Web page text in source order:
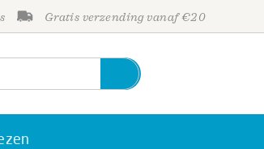
Gratis verzending vanaf €20